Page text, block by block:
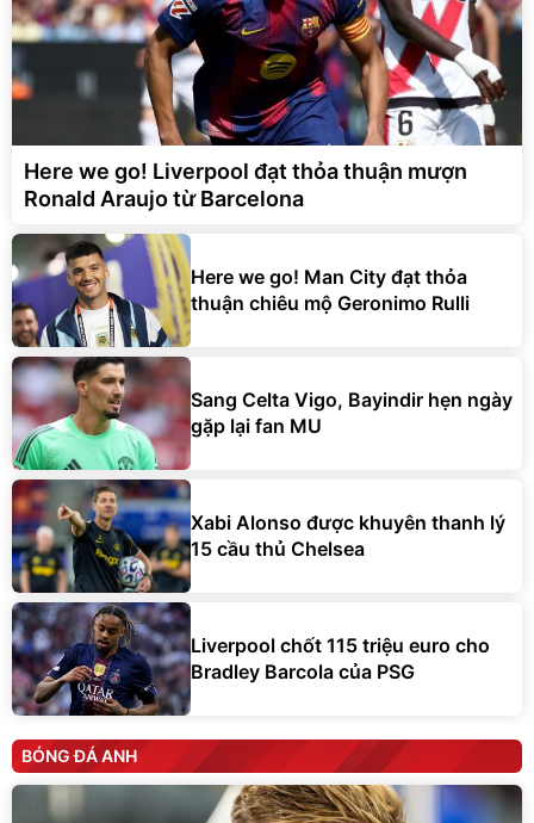
Here we go! Liverpool đạt thỏa thuận mượn
Ronald Araujo từ Barcelona
Here we go! Man City đạt thỏa
thuận chiêu mộ Geronimo Rulli
Sang Celta Vigo, Bayindir hẹn ngày
gặp lại fan MU
Xabi Alonso được khuyên thanh lý
15 cầu thủ Chelsea
Liverpool chốt 115 triệu euro cho
Bradley Barcola của PSG
BÓNG ĐÁ ANH